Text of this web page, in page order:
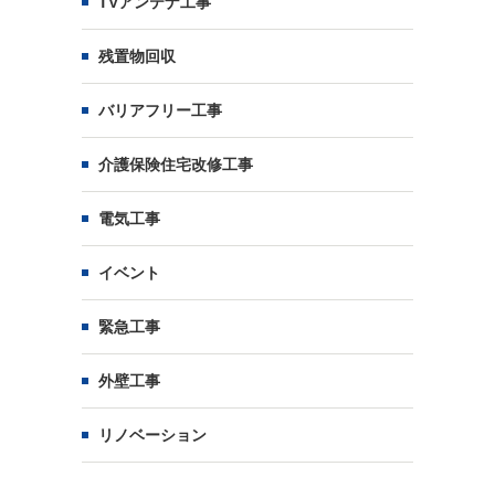
残置物回収
バリアフリー工事
介護保険住宅改修工事
電気工事
イベント
緊急工事
外壁工事
リノベーション